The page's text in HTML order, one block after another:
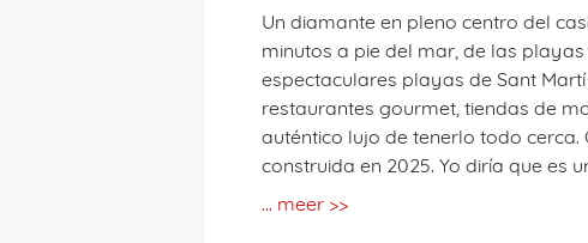
Un diamante en pleno centro del
minutos a pie del mar, de las
espectaculares playas de Sant
restaurantes gourmet, tiendas de
auténtico lujo de tenerlo todo
construida en 2025. Yo diría que es
... meer >>